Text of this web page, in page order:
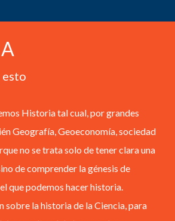
esto
Historia tal cual, por grandes
Geografía, Geoeconomía, sociedad
no se trata solo de tener clara una
de comprender la génesis de
que podemos hacer historia.
sobre la historia de la Ciencia, para